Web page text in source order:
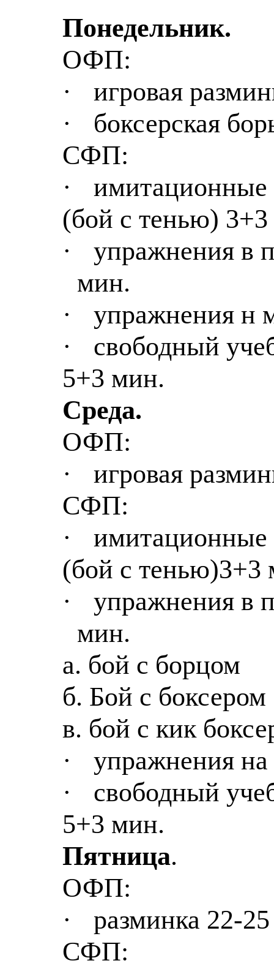
Понедельник.
ОФП:
·
игровая
·
боксерская
СФП:
·
имитационные
(бой с тенью)
·
упражнения в
мин.
·
упражнения н
·
свободный
5+3 мин.
Среда.
ОФП:
·
игровая
СФП:
·
имитационные
(бой с тенью)3+3
·
упражнения в
мин.
а. бой с борцом
б. Бой с боксером
в. бой с кик
·
упражнения
·
свободный
5+3 мин.
Пятница.
ОФП:
·
разминка 22-
СФП: